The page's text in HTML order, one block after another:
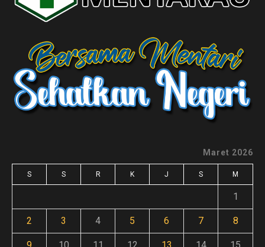
Maret 2026
S S R K J S M
1
2 3 4 5 6 7 8